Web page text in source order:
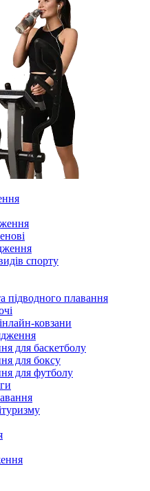
спорту
підводного плавання
ковзани
для баскетболу
для боксу
для футболу